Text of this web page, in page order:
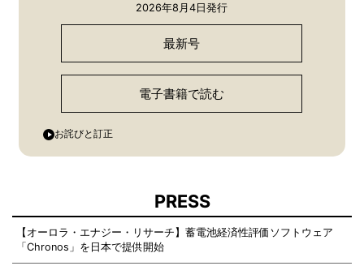
2026年8月4日発行
最新号
電子書籍で読む
お詫びと訂正
PRESS
【オーロラ・エナジー・リサーチ】蓄電池経済性評価ソフトウェア
「Chronos」を日本で提供開始